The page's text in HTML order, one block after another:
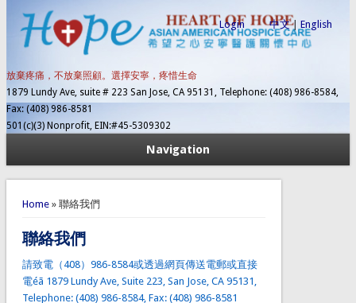
放棄疼痛，不放棄照顧。選擇安寧，疼惜生命
1879 Lundy Ave, suite # 223 San Jose, CA 95131, Telephone: (408) 986-8584,
Fax: (408) 986-8581
501(c)(3) Nonprofit, EIN:#45-5309302
中文| English
Login
Navigation
You are here
Home» 聯絡我們
聯絡我們
請致電（408）986-8584或透過網頁傳送電郵或直接
電éã 1879 Lundy Ave, Suite 223, San Jose, CA 95131,
Telephone: (408) 986-8584, Fax: (408) 986-8581